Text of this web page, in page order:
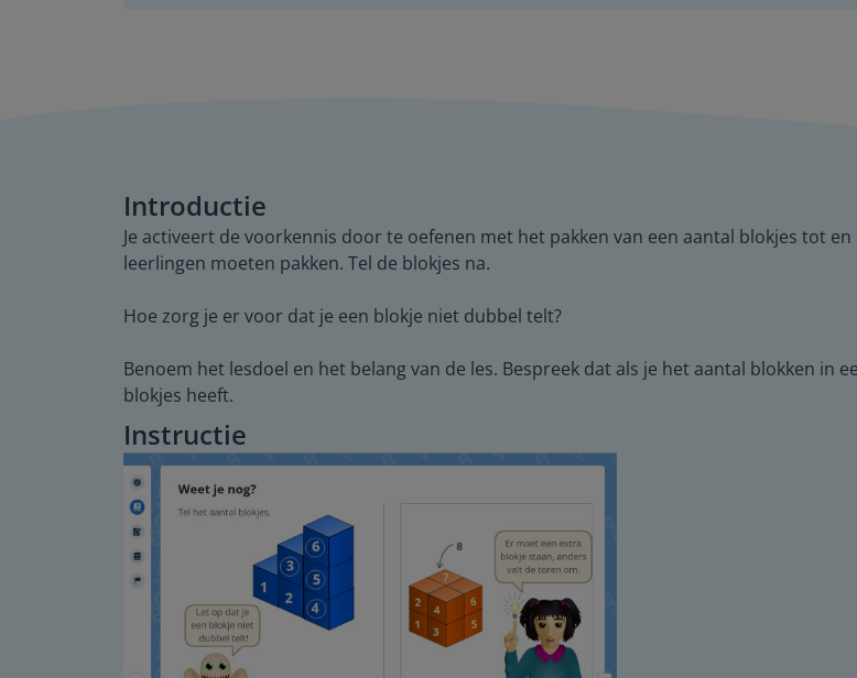
Introductie
Je activeert de voorkennis door te oefenen met het pakken van een aantal blokjes tot
leerlingen moeten pakken. Tel de blokjes na.
Hoe zorg je er voor dat je een blokje niet dubbel telt?
Benoem het lesdoel en het belang van de les. Bespreek dat als je het aantal blokken in
blokjes heeft.
Instructie